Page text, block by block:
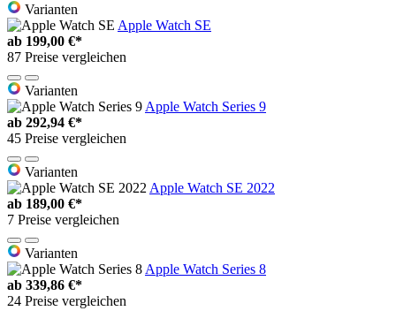
Varianten
Apple Watch SE
ab 199,00 €*
87 Preise vergleichen
Varianten
Apple Watch Series 9
ab 292,94 €*
45 Preise vergleichen
Varianten
Apple Watch SE 2022
ab 189,00 €*
7 Preise vergleichen
Varianten
Apple Watch Series 8
ab 339,86 €*
24 Preise vergleichen